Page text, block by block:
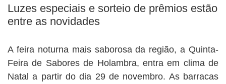
Luzes especiais e sorteio de prêmios estão
entre as novidades
A feira noturna mais saborosa da região, a Quinta-
Feira de Sabores de Holambra, entra em clima de
Natal a partir do dia 29 de novembro. As barracas